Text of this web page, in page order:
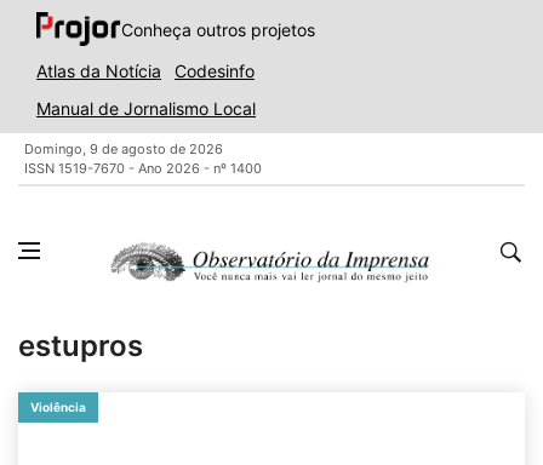
Conheça outros projetos
Atlas da Notícia
Codesinfo
Manual de Jornalismo Local
Domingo, 9 de agosto de 2026
ISSN 1519-7670 - Ano 2026 - nº 1400
estupros
Violência